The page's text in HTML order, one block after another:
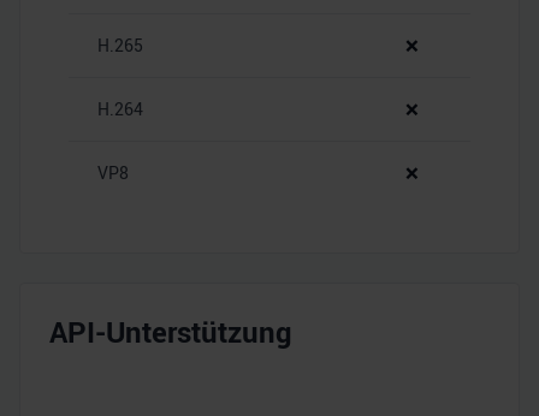
analysieren. Außerdem geben wir Informationen zu Ihrer
soziale Medien, Werbung und Analysen weiter. Unsere
weiteren Daten zusammen, die Sie ihnen bereitgestellt
H.265 ❌
H.264 ❌
VP8 ❌
API-Unterstützung